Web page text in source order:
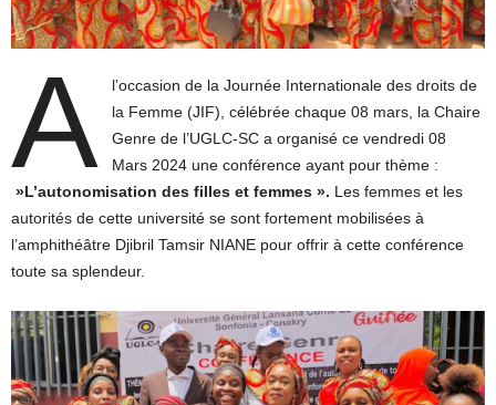
A
l’occasion de la Journée Internationale des droits de
la Femme (JIF), célébrée chaque 08 mars, la Chaire
Genre de l’UGLC-SC a organisé ce vendredi 08
Mars 2024 une conférence ayant pour thème :
»L’autonomisation des filles et femmes ». Les femmes et les
autorités de cette université se sont fortement mobilisées à
l’amphithéâtre Djibril Tamsir NIANE pour offrir à cette conférence
toute sa splendeur.